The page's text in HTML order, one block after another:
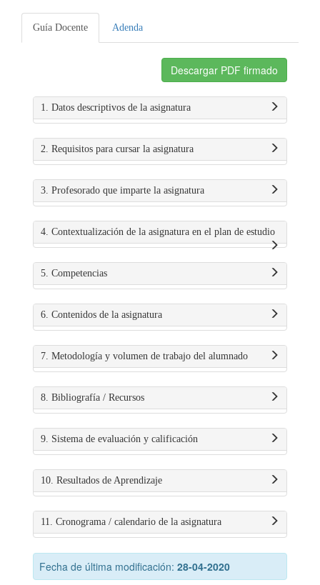
Guía Docente Adenda
Descargar PDF firmado
1. Datos descriptivos de la asignatura
2. Requisitos para cursar la asignatura
3. Profesorado que imparte la asignatura
4. Contextualización de la asignatura en el plan de estudio
5. Competencias
6. Contenidos de la asignatura
7. Metodología y volumen de trabajo del alumnado
8. Bibliografía / Recursos
9. Sistema de evaluación y calificación
10. Resultados de Aprendizaje
11. Cronograma / calendario de la asignatura
Fecha de última modificación: 28-04-2020